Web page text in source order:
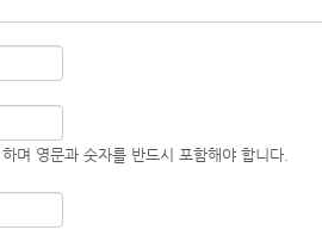
며 영문과 숫자를 반드시 포함해야 합니다.